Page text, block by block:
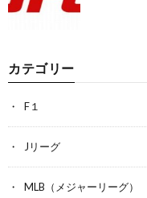
カテゴリー
F１
Jリーグ
MLB（メジャーリーグ）